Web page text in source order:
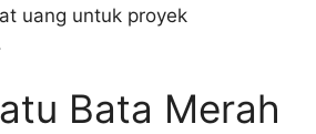
uang untuk proyek
Bata Merah